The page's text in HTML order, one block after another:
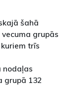
šahā
grupās
trīs
nodaļas
grupā 132